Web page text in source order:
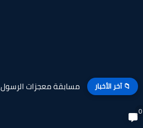
📁 آخر الأخبار